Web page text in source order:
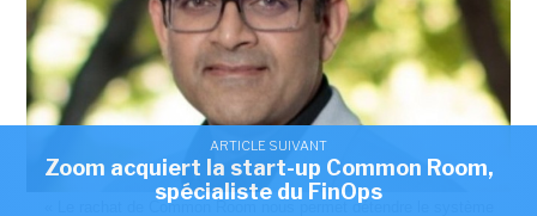
ARTICLE SUIVANT
Zoom acquiert la start-up Common Room,
spécialiste du FinOps
« Le rachat de Common Room nous permet détendre le système